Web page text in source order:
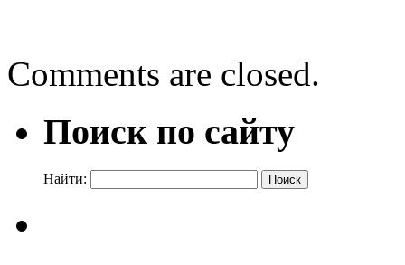
Comments are closed.
Поиск по сайту
Найти: